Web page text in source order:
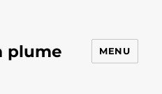
plume MENU